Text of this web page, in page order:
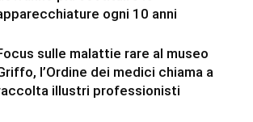
ogni 10 anni
sulle malattie rare al museo
l’Ordine dei medici chiama a
illustri professionisti